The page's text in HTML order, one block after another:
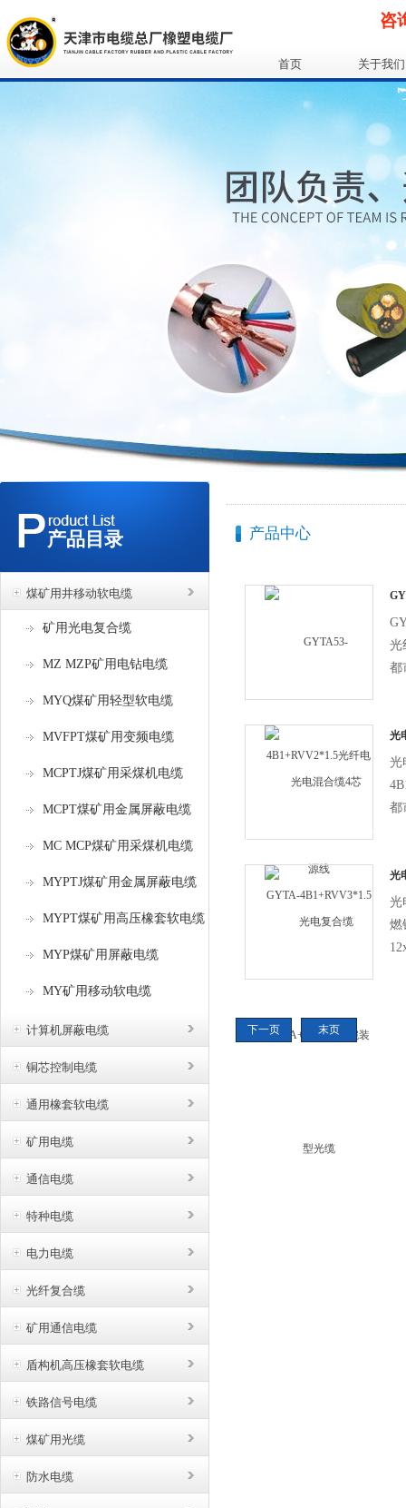
咨
首页 关于我们
产品目录
煤矿用井移动软电缆
矿用光电复合缆
MZ MZP矿用电钻电缆
MYQ煤矿用轻型软电缆
MVFPT煤矿用变频电缆
MCPTJ煤矿用采煤机电缆
MCPT煤矿用金属屏蔽电缆
MC MCP煤矿用采煤机电缆
MYPTJ煤矿用金属屏蔽电缆
MYPT煤矿用高压橡套软电缆
MYP煤矿用屏蔽电缆
MY矿用移动软电缆
计算机屏蔽电缆
铜芯控制电缆
通用橡套软电缆
矿用电缆
通信电缆
特种电缆
电力电缆
光纤复合缆
矿用通信电缆
盾构机高压橡套软电缆
铁路信号电缆
煤矿用光缆
防水电缆
产品中心
电
光
都
光
光
都
光
铠
光
燃
下一页 末页